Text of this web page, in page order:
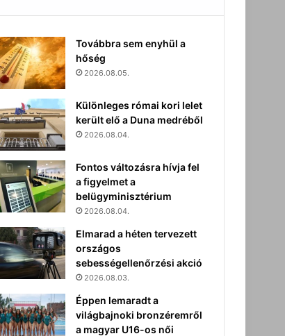
Továbbra sem enyhül a
hőség
2026.08.05.
Különleges római kori lelet
került elő a Duna medréből
2026.08.04.
Fontos változásra hívja fel
a figyelmet a
belügyminisztérium
2026.08.04.
Elmarad a héten tervezett
országos
sebességellenőrzési akció
2026.08.03.
Éppen lemaradt a
világbajnoki bronzéremről
a magyar U16-os női